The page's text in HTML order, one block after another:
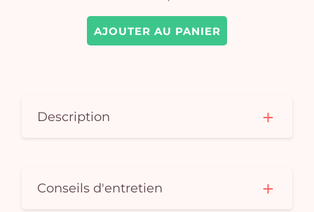
AJOUTER AU PANIER
Description
Conseils d'entretien